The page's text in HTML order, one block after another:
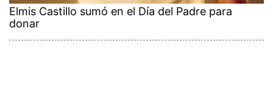
Elmis Castillo sumó en el Día del Padre para
donar